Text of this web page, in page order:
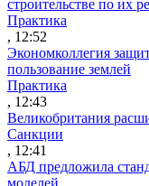
строительстве по их
Практика
, 12:52
Экономколлегия
пользование землей
Практика
, 12:43
Великобритания
Санкции
, 12:41
АБД предложила
моделей